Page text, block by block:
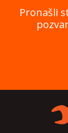
Pronašli